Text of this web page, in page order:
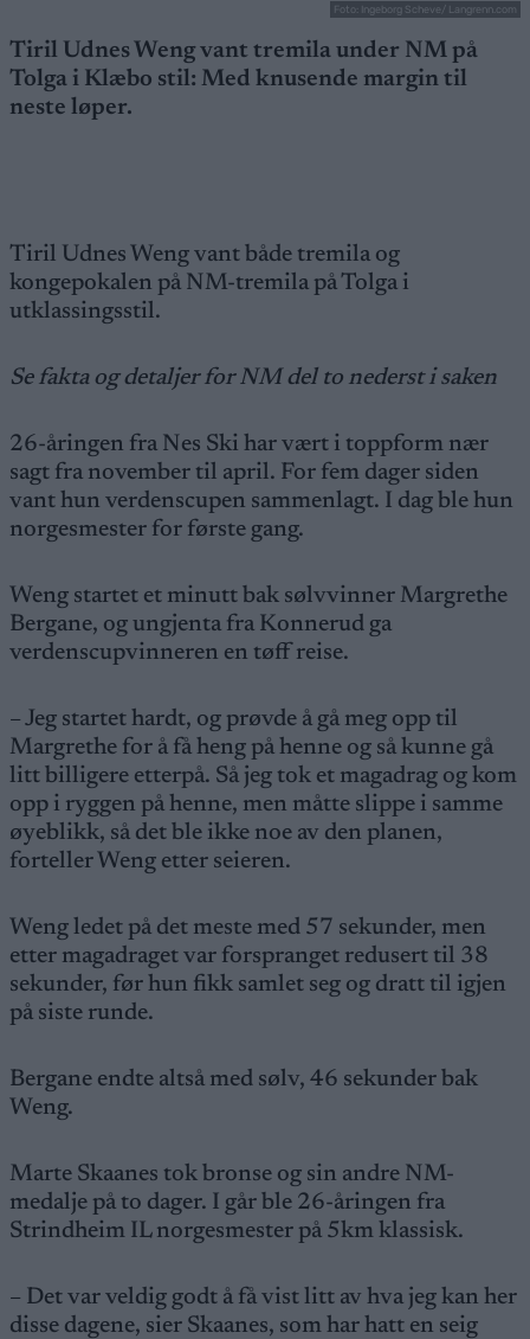
Foto: Ingeborg Scheve/ Langrenn.com
Tiril Udnes Weng vant tremila under NM på
Tolga i Klæbo stil: Med knusende margin til
neste løper.
Tiril Udnes Weng vant både tremila og
kongepokalen på NM-tremila på Tolga i
utklassingsstil.
Se fakta og detaljer for NM del to nederst i saken
26-åringen fra Nes Ski har vært i toppform nær
sagt fra november til april. For fem dager siden
vant hun verdenscupen sammenlagt. I dag ble hun
norgesmester for første gang.
Weng startet et minutt bak sølvvinner Margrethe
Bergane, og ungjenta fra Konnerud ga
verdenscupvinneren en tøff reise.
– Jeg startet hardt, og prøvde å gå meg opp til
Margrethe for å få heng på henne og så kunne gå
litt billigere etterpå. Så jeg tok et magadrag og kom
opp i ryggen på henne, men måtte slippe i samme
øyeblikk, så det ble ikke noe av den planen,
forteller Weng etter seieren.
Weng ledet på det meste med 57 sekunder, men
etter magadraget var forspranget redusert til 38
sekunder, før hun fikk samlet seg og dratt til igjen
på siste runde.
Bergane endte altså med sølv, 46 sekunder bak
Weng.
Marte Skaanes tok bronse og sin andre NM-
medalje på to dager. I går ble 26-åringen fra
Strindheim IL norgesmester på 5km klassisk.
– Det var veldig godt å få vist litt av hva jeg kan her
disse dagene, sier Skaanes, som har hatt en seig